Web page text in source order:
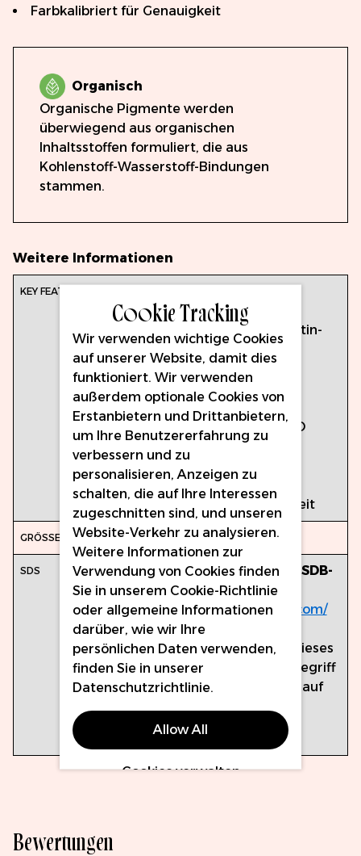
Farbkalibriert für Genauigkeit
Organisch
Organische Pigmente werden
überwiegend aus organischen
Inhaltsstoffen formuliert, die aus
Kohlenstoff-Wasserstoff-Bindungen
stammen.
Weitere Informationen
Volumen: 15ml
Inspiriert von der Vicky-Martin-
Methode
Vollständig
EU-REACH-konform
Hergestellt nach dem
Qualitätskontrollsystem ISO
Chargengetestet auf
Mikrobedenken
Farbkalibriert für Genauigkeit
15ml
Greifen Sie auf dasPerma Blend SDB-
Portalzu:
https://inkprojects-sds.thewercs.com/
Verwenden Sie bei der Nutzung dieses
Portals den Farbnamen als Suchbegriff
und klicken Sie nach der Auswahl auf
Bewertungen
Cookie Tracking
Wir verwenden wichtige Cookies
auf unserer Website, damit dies
funktioniert. Wir verwenden
außerdem optionale Cookies von
Erstanbietern und Drittanbietern,
um Ihre Benutzererfahrung zu
verbessern und zu
personalisieren, Anzeigen zu
schalten, die auf Ihre Interessen
zugeschnitten sind, und unseren
Website-Verkehr zu analysieren.
Weitere Informationen zur
Verwendung von Cookies finden
Sie in unserem Cookie-Richtlinie
oder allgemeine Informationen
darüber, wie wir Ihre
persönlichen Daten verwenden,
finden Sie in unserer
Datenschutzrichtlinie.
Allow All
Cookies verwalten